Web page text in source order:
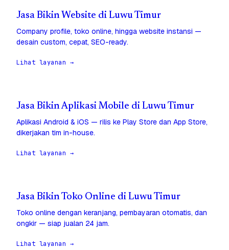
Jasa Bikin Website di Luwu Timur
Company profile, toko online, hingga website instansi —
desain custom, cepat, SEO-ready.
Lihat layanan →
Jasa Bikin Aplikasi Mobile di Luwu Timur
Aplikasi Android & iOS — rilis ke Play Store dan App Store,
dikerjakan tim in-house.
Lihat layanan →
Jasa Bikin Toko Online di Luwu Timur
Toko online dengan keranjang, pembayaran otomatis, dan
ongkir — siap jualan 24 jam.
Lihat layanan →